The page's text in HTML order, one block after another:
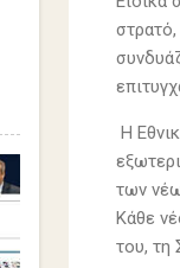
Η
των
Κάθε
του, τη